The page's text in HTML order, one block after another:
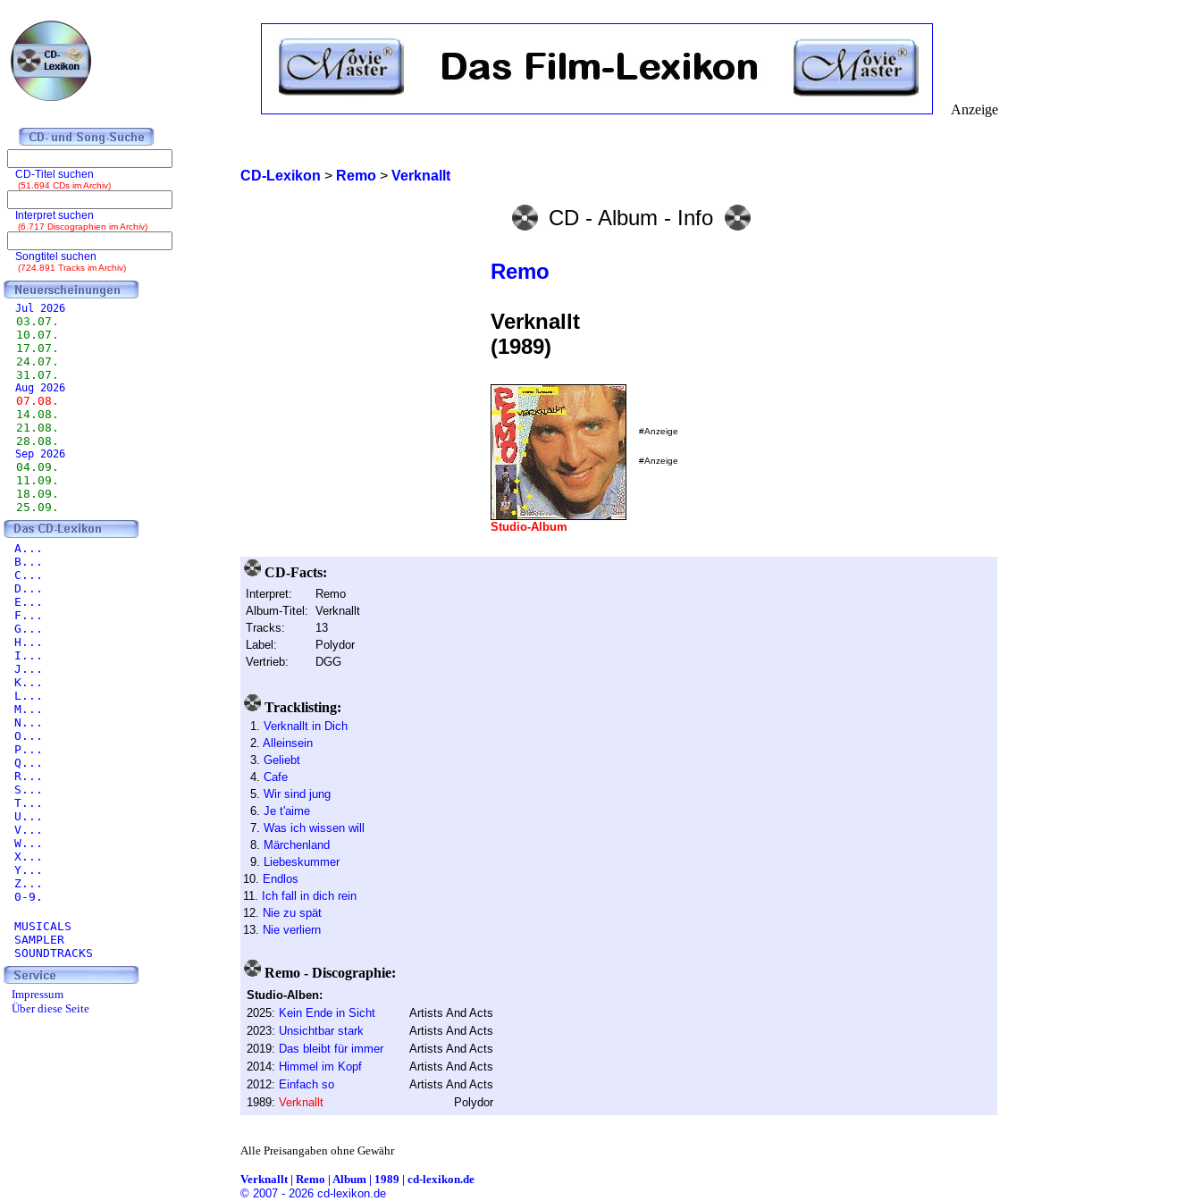
CD-Lexikon > Remo> Verknallt
CD - Album - Info
Remo
Verknallt
(1989)
Studio-Album
#Anzeige
#Anzeige
CD-Facts:
Interpret:
Remo
Album-Titel: Verknallt
Tracks:
13
Label:
Polydor
Vertrieb:
DGG
Tracklisting:
1. Verknallt in Dich
2. Alleinsein
3. Geliebt
4. Cafe
5. Wir sind jung
6. Je t'aime
7. Was ich wissen will
8. Märchenland
9. Liebeskummer
10. Endlos
11. Ich fall in dich rein
12. Nie zu spät
13. Nie verliern
Remo - Discographie:
Studio-Alben:
2025: Kein Ende in Sicht
Artists And Acts
2023: Unsichtbar stark
Artists And Acts
2019: Das bleibt für immer
Artists And Acts
2014: Himmel im Kopf
Artists And Acts
2012: Einfach so
Artists And Acts
1989: Verknallt Polydor
Alle Preisangaben ohne Gewähr
Verknallt | Remo | Album | 1989 | cd-lexikon.de
© 2007 - 2026 cd-lexikon.de
Anzeige
CD-Titel suchen
(51.694 CDs im Archiv)
Interpret suchen
(6.717 Discographien im Archiv)
Songtitel suchen
(724.891 Tracks im Archiv)
Jul 2026
03.07.
10.07.
17.07.
24.07.
31.07.
Aug 2026
07.08.
14.08.
21.08.
28.08.
Sep 2026
04.09.
11.09.
18.09.
25.09.
A...
B...
C...
D...
E...
F...
G...
H...
I...
J...
K...
L...
M...
N...
O...
P...
Q...
R...
S...
T...
U...
V...
W...
X...
Y...
Z...
0-9.
MUSICALS
SAMPLER
SOUNDTRACKS
Impressum
Über diese Seite